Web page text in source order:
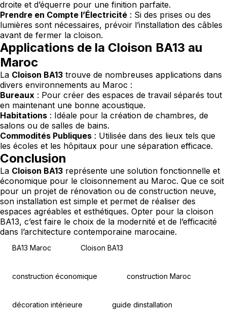
droite et d’équerre pour une finition parfaite.
Prendre en Compte l’Électricité : Si des prises ou des
lumières sont nécessaires, prévoir l’installation des câbles
avant de fermer la cloison.
Applications de la Cloison BA13 au
Maroc
La Cloison BA13 trouve de nombreuses applications dans
divers environnements au Maroc :
Bureaux : Pour créer des espaces de travail séparés tout
en maintenant une bonne acoustique.
Habitations : Idéale pour la création de chambres, de
salons ou de salles de bains.
Commodités Publiques : Utilisée dans des lieux tels que
les écoles et les hôpitaux pour une séparation efficace.
Conclusion
La Cloison BA13 représente une solution fonctionnelle et
économique pour le cloisonnement au Maroc. Que ce soit
pour un projet de rénovation ou de construction neuve,
son installation est simple et permet de réaliser des
espaces agréables et esthétiques. Opter pour la cloison
BA13, c’est faire le choix de la modernité et de l’efficacité
dans l’architecture contemporaine marocaine.
BA13 Maroc Cloison BA13
construction économique construction Maroc
décoration intérieure guide dinstallation